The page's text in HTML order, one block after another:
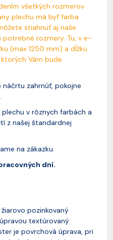
všetkých rozmerov
plechu má byť farba
stiahnuť aj naše
rozmery. Tu, v e-
(max 1250 mm) a dĺžku
Vám bude
zahrnúť, pokojne
v rôznych farbách a
z našej štandardnej
na zákazku.
dní.
pozinkovaný
textúrovaný
je povrchová úprava, pri